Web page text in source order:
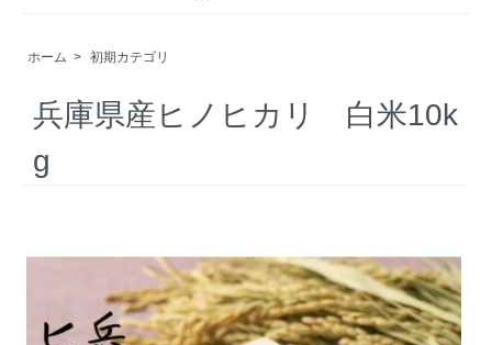
ホーム > 初期カテゴリ
兵庫県産ヒノヒカリ 白米10k
g